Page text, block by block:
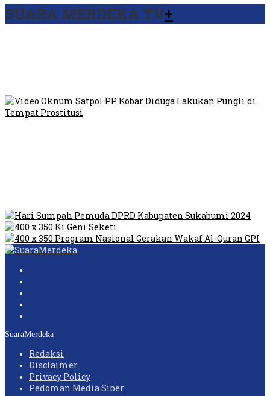
SUARA MERDEKA TV+
SuaraMerdeka
Redaksi
Disclaimer
Privacy Policy
Pedoman Media Siber